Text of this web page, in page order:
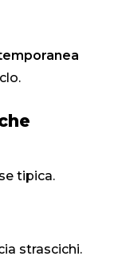
tipica.
strascichi.